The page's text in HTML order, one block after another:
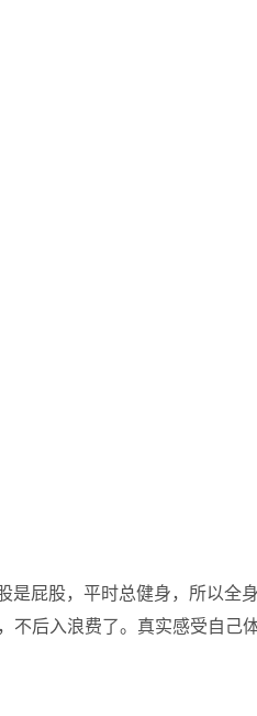
是屁股，平时总健身，所以全
不后入浪费了。真实感受自己